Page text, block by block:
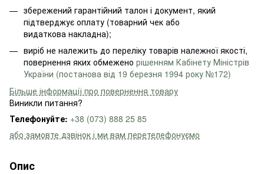
збережений гарантійний талон і документ, який
підтверджує оплату (товарний чек або
видаткова накладна);
виріб не належить до переліку товарів належної якості,
повернення яких обмежено рішенням Кабінету Міністрів
України (постанова від 19 березня 1994 року №172)
Більше інформації про повернення товару
Виникли питання?
Телефонуйте: +38 (073) 888 25 85
або замовте дзвінок і ми вам перетелефонуємо
Опис